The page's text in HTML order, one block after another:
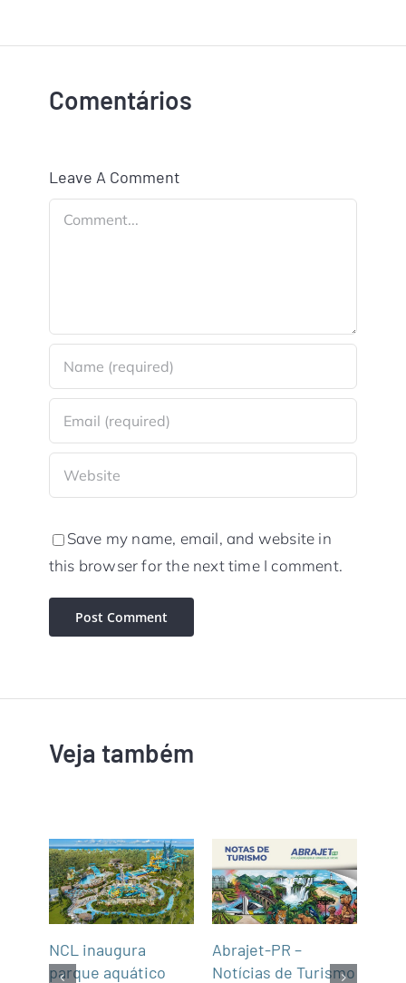
Comentários
Leave A Comment
Comment
Save my name, email, and website in
this browser for the next time I comment.
Veja também
NCL inaugura
parque aquático
Abrajet-PR –
Notícias de Turismo